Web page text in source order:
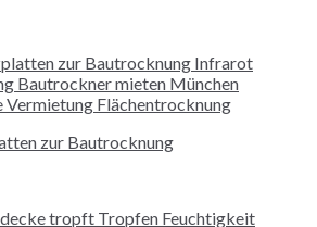
zur Bautrocknung